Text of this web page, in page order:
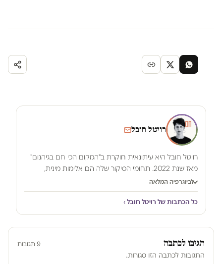
רויטל חובל
רויטל חובל היא עיתונאית חוקרת ב"המקום הכי חם בגיהנום"
מאז שנת 2022. תחומי הסיקור שלה הם אלימות מינית,
שחיתות וביקורת על מערכת המשפט והצבא. קודם לכן עבדה
חובל ככתבת המשפט של עיתון "הארץ" ובעברה עבדה גם
בתאגיד השידור הציבורי, מערכת "עובדה" ו"כלכליסט". חובל היא
עורכת דין בהכשרתה, בעלת תואר ראשון בתקשורת ומדעי
המדינה ותואר ראשון נוסף במשפטים.Revital.Hovel@ha-
makom.co.il
לביוגרפיה המלאה
כל הכתבות של רויטל חובל ›
הגיבו לכתבה 9 תגובות
התגובות לכתבה הזו סגורות.